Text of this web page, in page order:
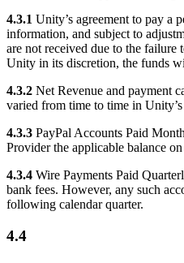
4.3.1 Unity’s agreement to pay a
information, and subject to
are not received due to the
Unity in its discretion, the funds
4.3.2 Net Revenue and payment
varied from time to time in
4.3.3 PayPal Accounts Paid
Provider the applicable balance
4.3.4 Wire Payments Paid
bank fees. However, any such
following calendar quarter.
4.4